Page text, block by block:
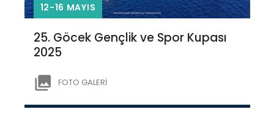
12-16 MAYIS
25. Göcek Gençlik ve Spor Kupası
2025
FOTO GALERİ